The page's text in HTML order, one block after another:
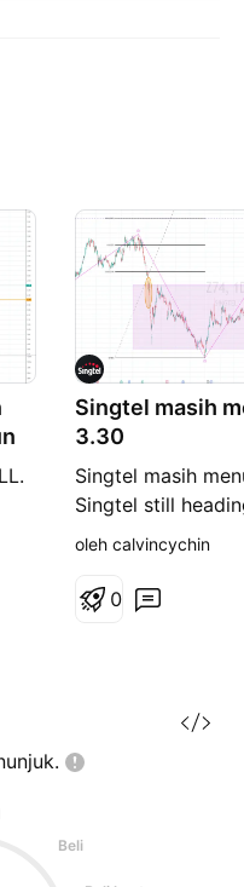
it
Singtel masih
3.30
Singtel masih
Singtel still
#ARTTpick
oleh calvincychin
0
Beli